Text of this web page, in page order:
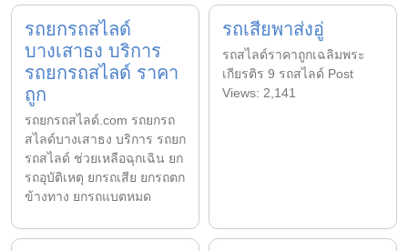
รถยกรถสไลด์
บางเสาธง บริการ
รถยกรถสไลด์ ราคา
ถูก
รถยกรถสไลด์.com รถยกรถ
สไลด์บางเสาธง บริการ รถยก
รถสไลด์ ช่วยเหลือฉุกเฉิน ยก
รถอุบัติเหตุ ยกรถเสีย ยกรถตก
ข้างทาง ยกรถแบตหมด
รถเสียพาส่งอู่
รถสไลด์ราคาถูกเฉลิมพระ
เกียรติร 9 รถสไลด์ Post
Views: 2,141